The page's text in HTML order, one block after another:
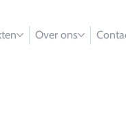
Over ons